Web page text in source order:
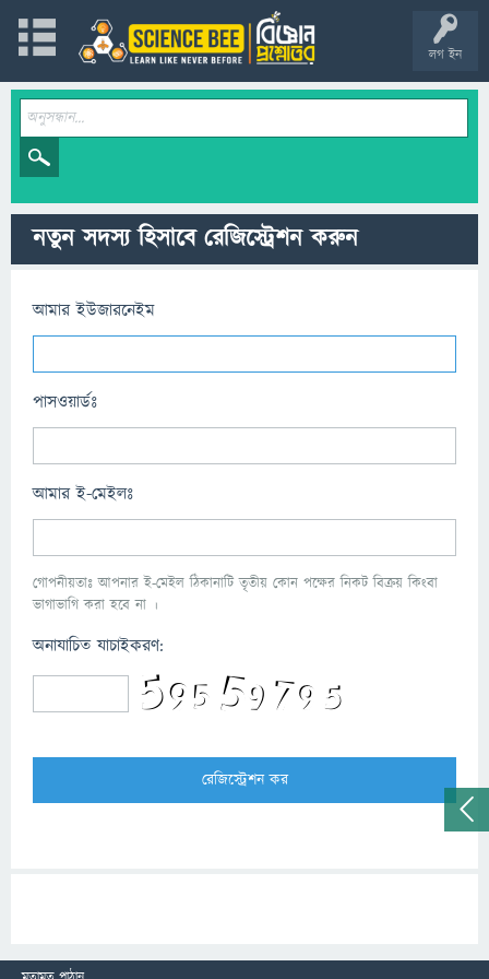
লগ ইন
নতুন সদস্য হিসাবে রেজিস্ট্রেশন করুন
আমার ইউজারনেইম
পাসওয়ার্ডঃ
আমার ই-মেইলঃ
গোপনীয়তাঃ আপনার ই-মেইল ঠিকানাটি তৃতীয় কোন পক্ষের নিকট বিক্রয় কিংবা
ভাগাভাগি করা হবে না ।
অনাযাচিত যাচাইকরণ: